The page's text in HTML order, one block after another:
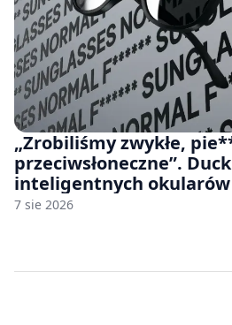
„Zrobiliśmy zwykłe,
przeciwsłoneczne”.
inteligentnych
7 sie 2026